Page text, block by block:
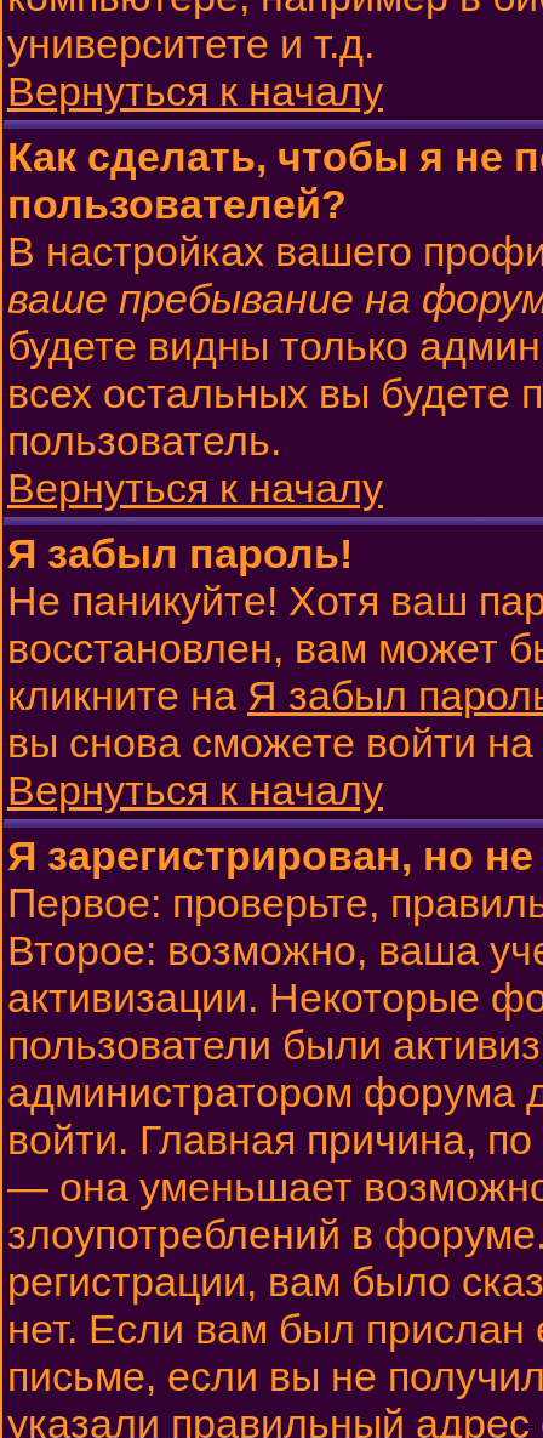
университете и т.д.
Вернуться к началу
Как сделать, чтобы я не
пользователей?
В настройках вашего
ваше пребывание на
будете видны только
всех остальных вы будете
пользователь.
Вернуться к началу
Я забыл пароль!
Не паникуйте! Хотя ваш
восстановлен, вам может
кликните на Я забыл
вы снова сможете войти
Вернуться к началу
Я зарегистрирован, но
Первое: проверьте,
Второе: возможно, ваша
активизации. Некоторые
пользователи были
администратором форума
войти. Главная причина,
— она уменьшает
злоупотреблений в
регистрации, вам было
нет. Если вам был прислан
письме, если вы не
указали правильный